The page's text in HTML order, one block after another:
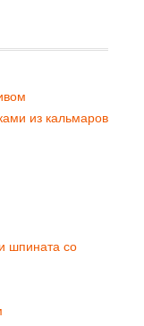
из кальмаров
шпината со